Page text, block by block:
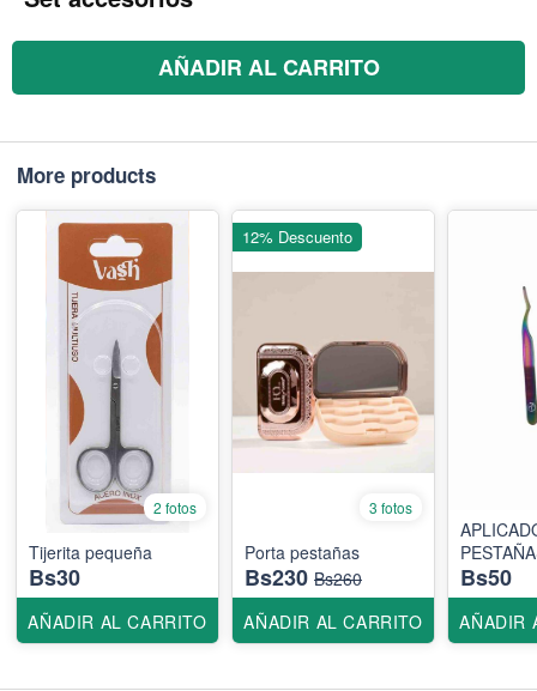
AÑADIR AL CARRITO
More products
2 fotos
Tijerita pequeña
Bs30
AÑADIR AL CARRITO
3 fotos
Porta pestañas
Bs230 Bs260
AÑADIR AL CARRITO
12% Descuento
Bs50
AÑADIR